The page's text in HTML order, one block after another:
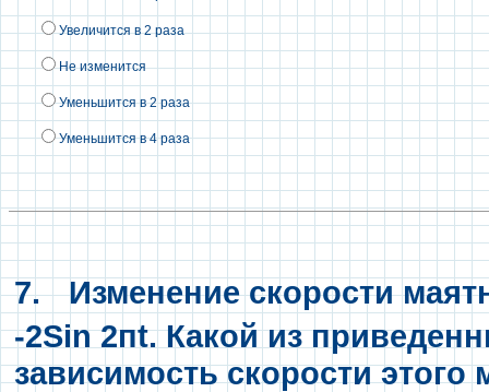
Увеличится в 2 раза
Не изменится
Уменьшится в 2 раза
Уменьшится в 4 раза
7. Изменение скорости
-2Sin 2пt. Какой из
зависимость скорости этого